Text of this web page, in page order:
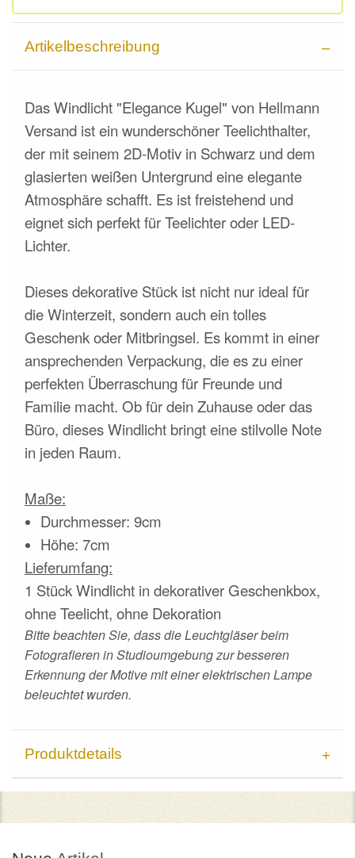
Artikelbeschreibung
Das Windlicht "Elegance Kugel" von Hellmann
Versand ist ein wunderschöner Teelichthalter,
der mit seinem 2D-Motiv in Schwarz und dem
glasierten weißen Untergrund eine elegante
Atmosphäre schafft. Es ist freistehend und
eignet sich perfekt für Teelichter oder LED-
Lichter.
Dieses dekorative Stück ist nicht nur ideal für
die Winterzeit, sondern auch ein tolles
Geschenk oder Mitbringsel. Es kommt in einer
ansprechenden Verpackung, die es zu einer
perfekten Überraschung für Freunde und
Familie macht. Ob für dein Zuhause oder das
Büro, dieses Windlicht bringt eine stilvolle Note
in jeden Raum.
Maße:
Durchmesser: 9cm
Höhe: 7cm
Lieferumfang:
1 Stück Windlicht in dekorativer Geschenkbox,
ohne Teelicht, ohne Dekoration
Bitte beachten Sie, dass die Leuchtgläser beim
Fotografieren in Studioumgebung zur besseren
Erkennung der Motive mit einer elektrischen Lampe
beleuchtet wurden.
Produktdetails